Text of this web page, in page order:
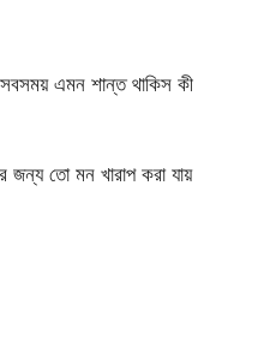
এমন শান্ত থাকিস কী
জন্য তো মন খারাপ করা যায়